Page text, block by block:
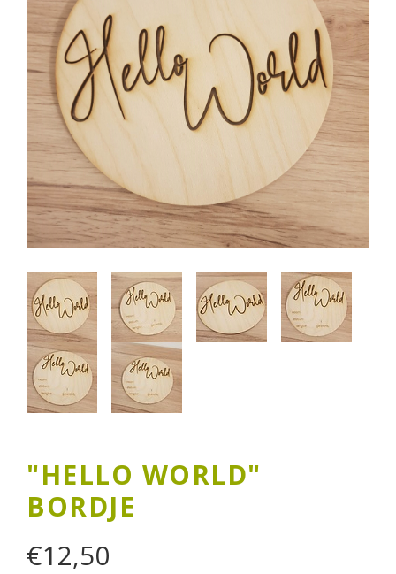
"HELLO WORLD"
BORDJE
€12,50